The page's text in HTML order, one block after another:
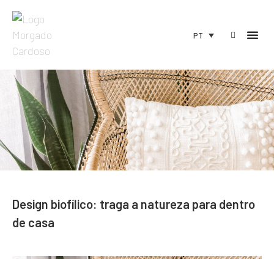
PT
Design biofílico: traga a natureza para dentro
de casa